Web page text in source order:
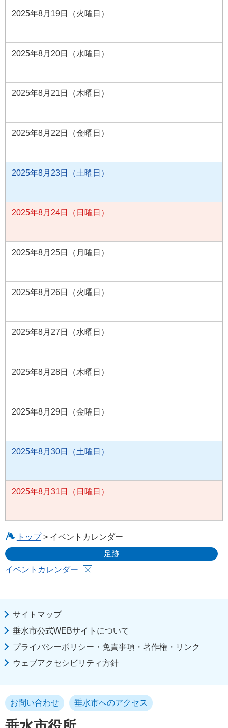
2025年8月19日（火曜日）
2025年8月20日（水曜日）
2025年8月21日（木曜日）
2025年8月22日（金曜日）
2025年8月23日（土曜日）
2025年8月24日（日曜日）
2025年8月25日（月曜日）
2025年8月26日（火曜日）
2025年8月27日（水曜日）
2025年8月28日（木曜日）
2025年8月29日（金曜日）
2025年8月30日（土曜日）
2025年8月31日（日曜日）
トップ> イベントカレンダー
足跡
イベントカレンダー
サイトマップ
垂水市公式WEBサイトについて
プライバシーポリシー・免責事項・著作権・リンク
ウェブアクセシビリティ方針
お問い合わせ 垂水市へのアクセス